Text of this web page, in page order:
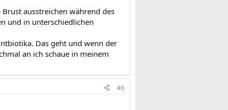
ausstreichen während des
und in unterschiedlichen
Das geht und wenn der
an ich schaue in meinem
#6